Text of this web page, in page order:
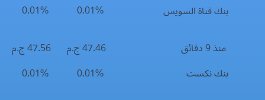
بنك قناة السويس
منذ 9 دقائق
بنك نكست
47.46 ج.م
47.56 ج.م